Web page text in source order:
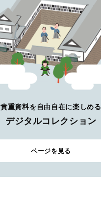
貴重資料を自由自在に楽しめる
デジタルコレクション
ページを見る